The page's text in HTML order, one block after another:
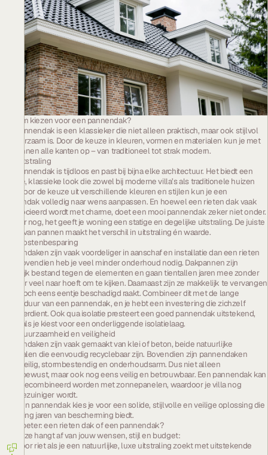
Waarom kiezen voor een pannendak?
Een pannendak is een klassieker die niet alleen praktisch, maar ook stijlvol
en duurzaam is. Door de keuze in kleuren, vormen en materialen kun je met
dakpannen alle kanten op – van traditioneel tot strak modern.
1. De uitstraling
Een pannendak is tijdloos en past bij bijna elke architectuur. Het biedt een
strakke, klassieke look die zowel bij moderne villa’s als traditionele huizen
past. Door de keuze uit verschillende kleuren en stijlen kun je een
pannendak volledig naar wens aanpassen. En hoewel een rieten dak vaak
geassocieerd wordt met charme, doet een mooi pannendak zeker niet onder.
Sterker nog, het geeft je woning een statige en degelijke uitstraling. De juiste
keuze van pannen maakt het verschil in uitstraling én waarde.
2. De kostenbesparing
Pannendaken zijn vaak voordeliger in aanschaf en installatie dan een rieten
dak. Bovendien heb je veel minder onderhoud nodig. Dakpannen zijn
namelijk bestand tegen de elementen en gaan tientallen jaren mee zonder
dat je er veel naar hoeft om te kijken. Daarnaast zijn ze makkelijk te vervangen
als er toch eens eentje beschadigd raakt. Combineer dit met de lange
levensduur van een pannendak, en je hebt een investering die zichzelf
terugverdient. Ook qua isolatie presteert een goed pannendak uitstekend,
zeker als je kiest voor een onderliggende isolatielaag.
3. De duurzaamheid en veiligheid
Pannendaken zijn vaak gemaakt van klei of beton, beide natuurlijke
materialen die eenvoudig recyclebaar zijn. Bovendien zijn pannendaken
brandveilig, stormbestendig en onderhoudsarm. Dus niet alleen
milieubewust, maar ook nog eens veilig en betrouwbaar. Een pannendak kan
goed gecombineerd worden met zonnepanelen, waardoor je villa nog
energiezuiniger wordt.
Met een pannendak kies je voor een solide, stijlvolle en veilige oplossing die
je woning jaren van bescherming biedt.
Wat is beter: een rieten dak of een pannendak?
De keuze hangt af van jouw wensen, stijl en budget:
Kies voor riet als je een natuurlijke, luxe uitstraling zoekt met uitstekende